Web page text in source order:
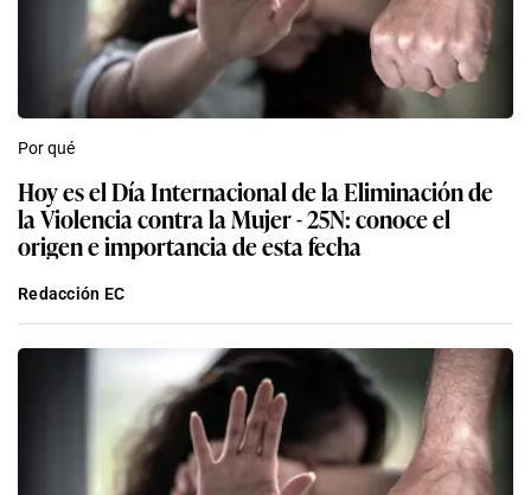
Por qué
Hoy es el Día Internacional de la Eliminación de
la Violencia contra la Mujer - 25N: conoce el
origen e importancia de esta fecha
Redacción EC